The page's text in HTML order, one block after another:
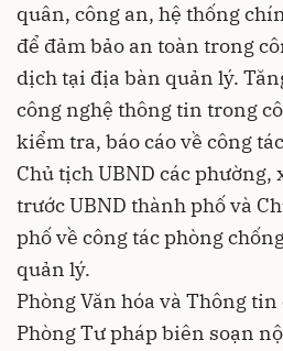
quân, công an, hệ thống
để đảm bảo an toàn trong
dịch tại địa bàn quản lý.
công nghệ thông tin trong
kiểm tra, báo cáo về công
Chủ tịch UBND các
trước UBND thành phố và
phố về công tác phòng
quản lý.
Phòng Văn hóa và Thông
Phòng Tư pháp biên soạn